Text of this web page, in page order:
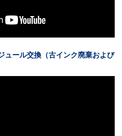
ュール交換（古インク廃棄および